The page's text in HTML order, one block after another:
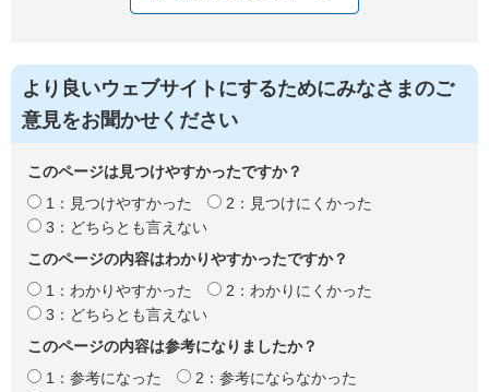
より良いウェブサイトにするためにみなさまのご
意見をお聞かせください
このページは見つけやすかったですか？
1：見つけやすかった
2：見つけにくかった
3：どちらとも言えない
このページの内容はわかりやすかったですか？
1：わかりやすかった
2：わかりにくかった
3：どちらとも言えない
このページの内容は参考になりましたか？
1：参考になった
2：参考にならなかった